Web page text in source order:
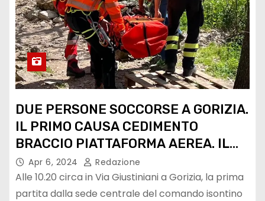
DUE PERSONE SOCCORSE A GORIZIA.
IL PRIMO CAUSA CEDIMENTO
BRACCIO PIATTAFORMA AEREA. IL
SECONDO UOMO CADUTO DA PARETE
ROCCIA
Apr 6, 2024 Redazione
Alle 10.20 circa in Via Giustiniani a Gorizia, la prima
partita dalla sede centrale del comando isontino